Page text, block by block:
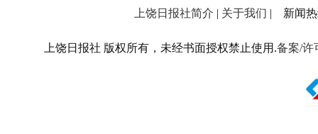
上饶日报社简介 | 关于我们 | 新闻热
上饶日报社 版权所有，未经书面授权禁止使用.备案/许